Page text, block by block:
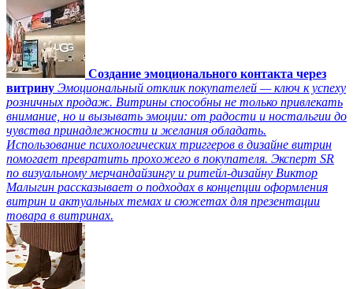
Создание эмоционального контакта через
витрину Эмоциональный отклик покупателей — ключ к успеху
розничных продаж. Витрины способны не только привлекать
внимание, но и вызывать эмоции: от радости и ностальгии до
чувства принадлежности и желания обладать.
Использование психологических триггеров в дизайне витрин
помогает превратить прохожего в покупателя. Эксперт SR
по визуальному мерчандайзингу и ритейл-дизайну Виктор
Малыгин рассказывает о подходах в концепции оформления
витрин и актуальных темах и сюжетах для презентации
товара в витринах.